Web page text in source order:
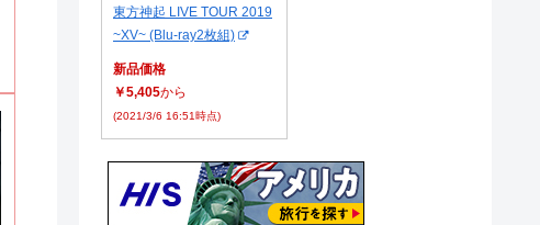
東方神起 LIVE TOUR 2019
~XV~ (Blu-ray2枚組)
新品価格
￥5,405から
(2021/3/6 16:51時点)